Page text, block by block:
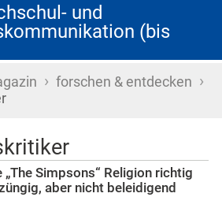
und
(bis
› forschen & entdecken ›
Simpsons“ Religion richtig
aber nicht beleidigend